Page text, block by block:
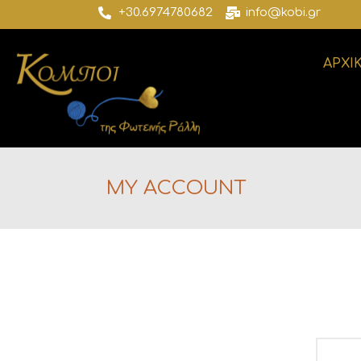
+30.6974780682 info@kobi.gr
MY ACCOUNT